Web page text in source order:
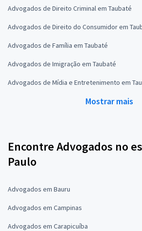
Advogados de Direito Criminal em Taubaté
Advogados de Direito do Consumidor em
Advogados de Família em Taubaté
Advogados de Imigração em Taubaté
Advogados de Mídia e Entretenimento em
Mostrar mais
Encontre Advogados no
Paulo
Advogados em Bauru
Advogados em Campinas
Advogados em Carapicuíba